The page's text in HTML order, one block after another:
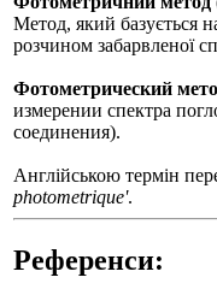
Метод, який базується
розчином забарвленої
Фотометрический
измерении спектра
соединения).
Англійською термін
photometrique'.
Референси: